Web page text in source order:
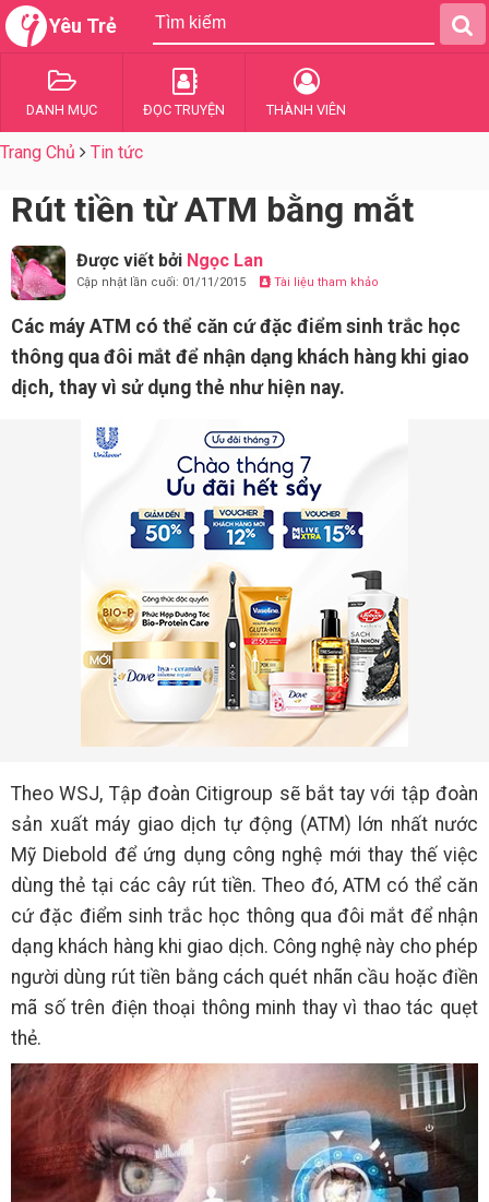
Yêu Trẻ
DANH MỤC ĐỌC TRUYỆN THÀNH VIÊN
Trang Chủ Tin tức
Rút tiền từ ATM bằng mắt
Được viết bởi Ngọc Lan
Cập nhật lần cuối: 01/11/2015 Tài liệu tham khảo
Các máy ATM có thể căn cứ đặc điểm sinh trắc học
thông qua đôi mắt để nhận dạng khách hàng khi giao
dịch, thay vì sử dụng thẻ như hiện nay.
Theo WSJ, Tập đoàn Citigroup sẽ bắt tay với tập đoàn
sản xuất máy giao dịch tự động (ATM) lớn nhất nước
Mỹ Diebold để ứng dụng công nghệ mới thay thế việc
dùng thẻ tại các cây rút tiền. Theo đó, ATM có thể căn
cứ đặc điểm sinh trắc học thông qua đôi mắt để nhận
dạng khách hàng khi giao dịch. Công nghệ này cho phép
người dùng rút tiền bằng cách quét nhãn cầu hoặc điền
mã số trên điện thoại thông minh thay vì thao tác quẹt
thẻ.